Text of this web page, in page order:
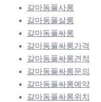
갈마동풀사롱
갈마동풀살롱
갈마동풀싸롱
갈마동풀싸롱가격
갈마동풀싸롱견적
갈마동풀싸롱문의
갈마동풀싸롱예약
갈마동풀싸롱위치